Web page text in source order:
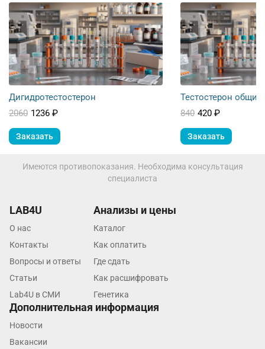
Дигидротестостерон
2060 1236 ₽
Заказать
Тестостерон общий
840 420 ₽
Заказать
Дзержинский
Дмитров
Долгопрудный
Домодедово
Екатеринбург
Жуковский
Ижевск
Йошкар-Ола
Калуга
Имеются противопоказания. Необходима консультация
специалиста
LAB4U
О нас
Контакты
Вопросы и ответы
Статьи
Lab4U в СМИ
Анализы и цены
Каталог
Как оплатить
Где сдать
Как расшифровать
Генетика
Дополнительная информация
Новости
Вакансии